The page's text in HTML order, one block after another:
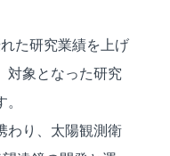
た研究業績を上げ
対象となった研究
わり、太陽観測衛